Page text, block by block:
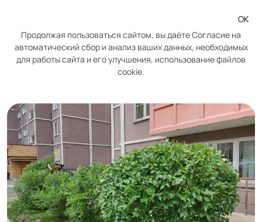
На наших клумбах кустарники в
форме и цветы без сорняков
ОК
Продолжая пользоваться сайтом, вы даётеСогласие на
автоматический сбор и анализ ваших данных, необходимых
для работы сайта и его улучшения, использование файлов
cookie.